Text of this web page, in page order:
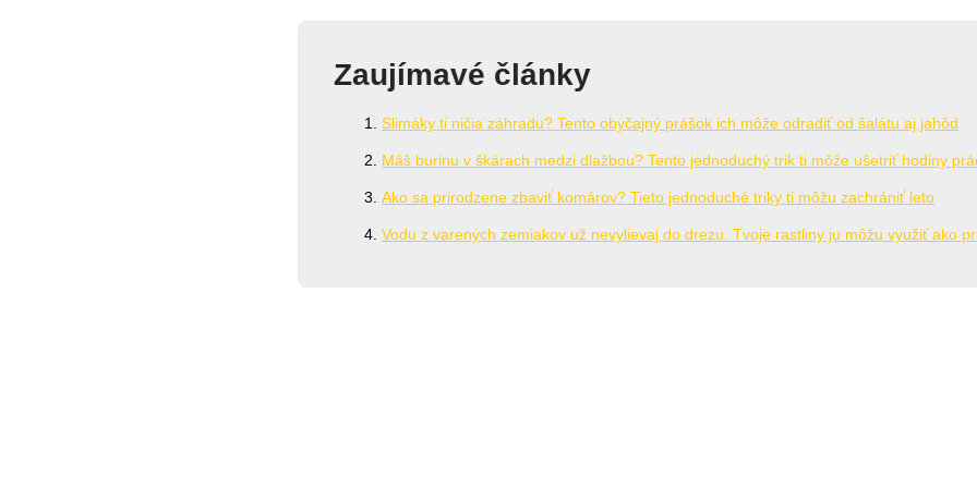
Zaujímavé články
Slimáky ti ničia záhradu? Tento obyčajný prášok ich môže odradiť od šalátu aj jahôd
Máš burinu v škárach medzi dlažbou? Tento jednoduchý trik ti môže ušetriť hodiny
Ako sa prirodzene zbaviť komárov? Tieto jednoduché triky ti môžu zachrániť leto
Vodu z varených zemiakov už nevylievaj do drezu. Tvoje rastliny ju môžu využiť ako